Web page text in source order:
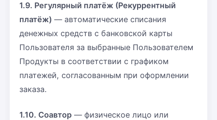
1.9. Регулярный платёж (Рекуррентный
платёж) — автоматические списания
денежных средств с банковской карты
Пользователя за выбранные Пользователем
Продукты в соответствии с графиком
платежей, согласованным при оформлении
заказа.
1.10. Соавтор — физическое лицо или